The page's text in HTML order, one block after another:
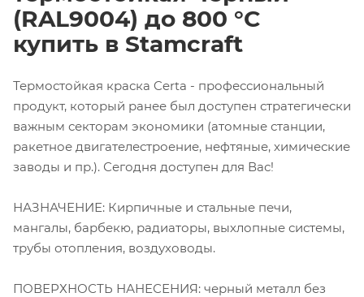
(RAL9004) до 800 °С
купить в Stamcraft
Термостойкая краска Certa - профессиональный
продукт, который ранее был доступен стратегически
важным секторам экономики (атомные станции,
ракетное двигателестроение, нефтяные, химические
заводы и пр.). Сегодня доступен для Вас!
НАЗНАЧЕНИЕ: Кирпичные и стальные печи,
мангалы, барбекю, радиаторы, выхлопные системы,
трубы отопления, воздуховоды.
ПОВЕРХНОСТЬ НАНЕСЕНИЯ: черный металл без